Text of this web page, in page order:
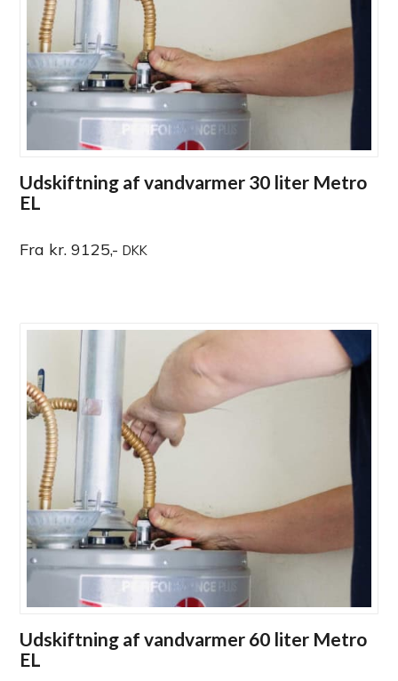
Udskiftning af vandvarmer 30 liter Metro
EL
Fra kr. 9125,-DKK
Udskiftning af vandvarmer 60 liter Metro
EL